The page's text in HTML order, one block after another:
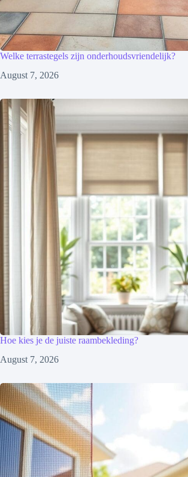
Welke terrastegels zijn onderhoudsvriendelijk?
August 7, 2026
Hoe kies je de juiste raambekleding?
August 7, 2026